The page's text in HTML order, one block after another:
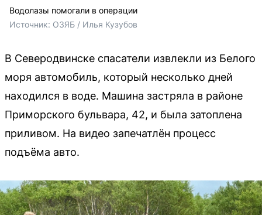
Водолазы помогали в операции
Источник: ОЗЯБ / Илья Кузубов
В Северодвинске спасатели извлекли из Белого
моря автомобиль, который несколько дней
находился в воде. Машина застряла в районе
Приморского бульвара, 42, и была затоплена
приливом. На видео запечатлён процесс
подъёма авто.